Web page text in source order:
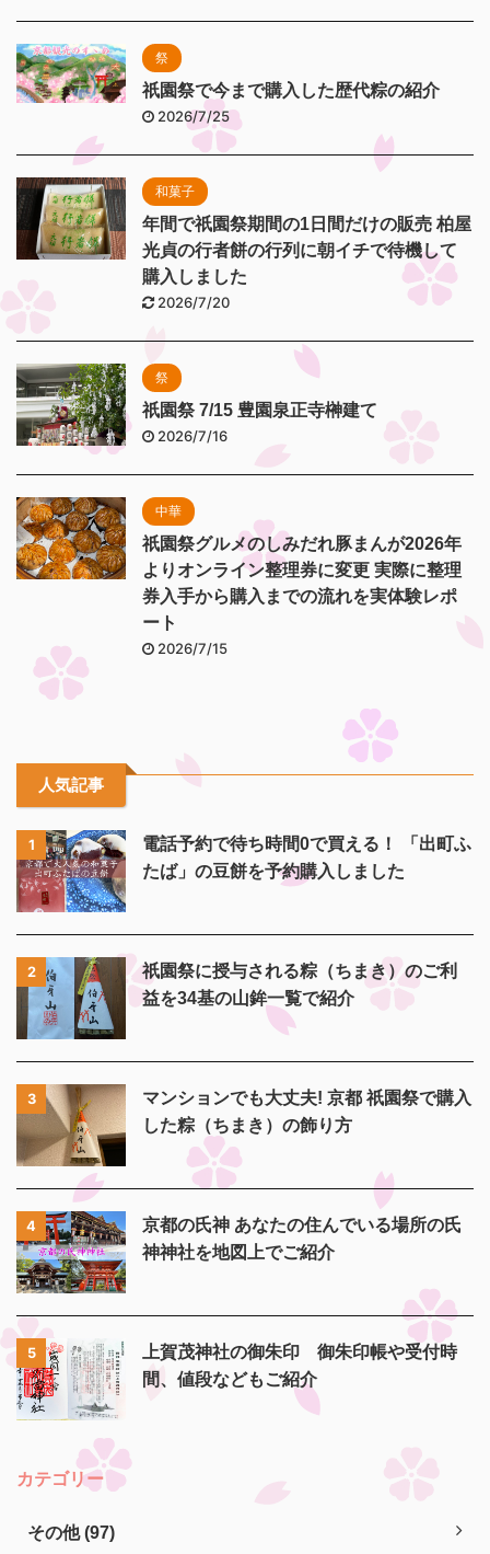
祭
祇園祭で今まで購入した歴代粽の紹介
2026/7/25
和菓子
年間で祇園祭期間の1日間だけの販売 柏屋
光貞の行者餅の行列に朝イチで待機して
購入しました
2026/7/20
祭
祇園祭 7/15 豊園泉正寺榊建て
2026/7/16
中華
祇園祭グルメのしみだれ豚まんが2026年
よりオンライン整理券に変更 実際に整理
券入手から購入までの流れを実体験レポ
ート
2026/7/15
人気記事
1
電話予約で待ち時間0で買える！ 「出町ふ
たば」の豆餅を予約購入しました
2
祇園祭に授与される粽（ちまき）のご利
益を34基の山鉾一覧で紹介
3
マンションでも大丈夫! 京都 祇園祭で購入
した粽（ちまき）の飾り方
4
京都の氏神 あなたの住んでいる場所の氏
神神社を地図上でご紹介
5
上賀茂神社の御朱印 御朱印帳や受付時
間、値段などもご紹介
カテゴリー
その他 (97)